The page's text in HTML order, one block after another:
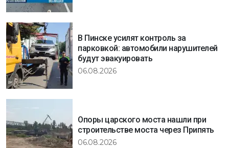
В Пинске усилят контроль за
парковкой: автомобили нарушителей
будут эвакуировать
06.08.2026
Опоры царского моста нашли при
строительстве моста через Припять
06.08.2026